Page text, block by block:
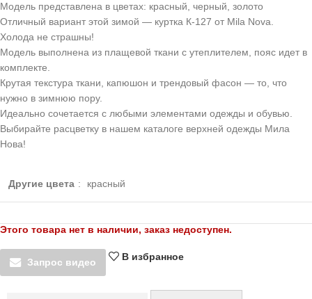
Модель представлена в цветах: красный, черный, золото
Отличный вариант этой зимой — куртка К-127 от Mila Nova.
Холода не страшны!
Модель выполнена из плащевой ткани с утеплителем, пояс идет в
комплекте.
Крутая текстура ткани, капюшон и трендовый фасон — то, что
нужно в зимнюю пору.
Идеально сочетается с любыми элементами одежды и обувью.
Выбирайте расцветку в нашем каталоге верхней одежды Мила
Нова!
Другие цвета : красный
Этого товара нет в наличии, заказ недоступен.
Запрос видео
В избранное